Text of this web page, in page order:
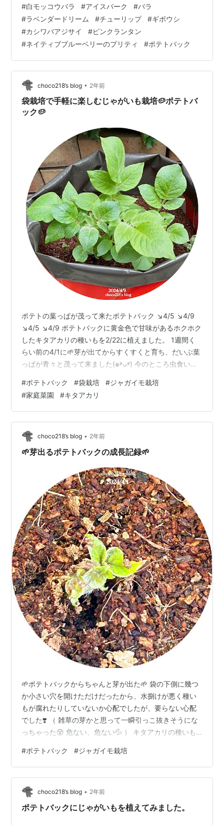
ムの蕾 ↘️一昨年から植えっぱなしにしてたチューリップ
の球根からまた花が咲きました。 去年の花よりはだいぶ
小さくなってしまいましたが、これはこれで可愛いです
ね。 ギボウシの葉っぱがすくすくと生え、あっという間
に地面が見えなくなりもうぎゅうぎゅう詰めƪ(˘⌣˘)ʃ ↘️カ
シワ…
#白モッコウバラ #アイスバーク #バラ
#ラベンダードリーム #チューリップ #ギボウシ
#カシワバアジサイ #ピンクランタン
#ネイティブブルーベリーのプリティ #ポテトバック
choco218’s blog • 2年前
袋栽培で手軽に楽しむじゃがいも栽培🥔ポテトバ
ック🥔
ポテトの葉っぱが茂って来たポテトバック ↘️4/5 ↘️4/9
↘️4/5 ↘️4/9 ポテトバックに黄金色で甘味があるホクホク
したキタアカリの種いもを2/22に植えました。 1週間く
らい前の4/1に🌱芽が出てからすくすくと育ち、だいぶ葉
っぱが青々と茂って来ました(๑˃̵ᴗ˂̵) 今のところ虫食いに
良く、まだ数えるほどしか水遣りをしていません。雨が
結構降った日もありますが、ちょっと拍子抜けするくら
い手が掛かりません😅 じゃがいも🥔も楽しみですが、そ
う言えばじゃがいもの花をまだ見たことがありません。
じゃがいも一つで青々葉っぱに花に実に芋とお楽…
#ポテトバック #袋栽培 #ジャガイモ栽培
#家庭菜園 #キタアカリ
choco218’s blog • 2年前
🌱芽出るポテトバックの成長記録🌱
🌱ポテトバックからちゃんと芽が出た🌱 袋の下側に幾つ
か小さい穴を開けただけだったから、水捌けが悪く種い
もが腐れたりしていないか心配でしたが、要らない心配
でした❣️ （ 雑草の芽かと思って一瞬引っこ抜きそうにな
っちゃった😵 危ない、危ない💦 ） キタアカリの種いも
を植えたので、最低でも２個収穫したいですね。ちょう
ど2つ目が出ましたが、出来れば２個以上芽が出て欲しい
なぁ😊 今後も期待したいと思います♪
chocoblog218.com リンク にほんブログ村
#ポテトバック #ジャガイモ栽培
choco218’s blog • 2年前
ポテトバックにじゃがいもを植えてみました。